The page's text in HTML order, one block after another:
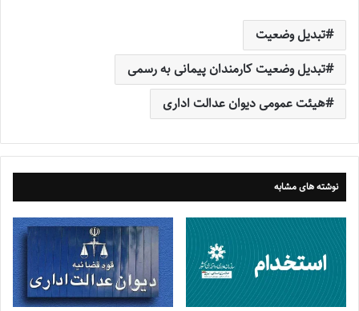
تبدیل وضعیت
تبدیل وضعیت کارمندان پیمانی به رسمی
هیئت عمومی دیوان عدالت اداری
نوشته های مشابه